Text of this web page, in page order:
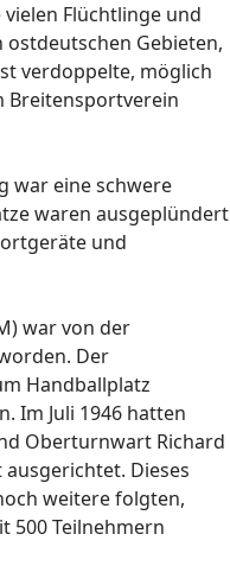
Flüchtlinge und
Gebieten,
verdoppelte, möglich
Breitensportverein
war eine schwere
waren ausgeplündert
und
war von der
Der
Handballplatz
Im Juli 1946 hatten
Oberturnwart Richard
Dieses
weitere folgten,
500 Teilnehmern